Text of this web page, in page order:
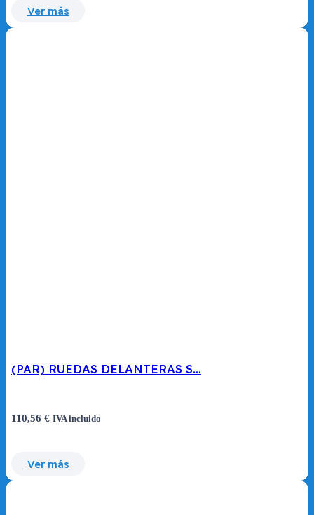
Ver más
(PAR) RUEDAS DELANTERAS S…
110,56 € IVA incluido
Ver más